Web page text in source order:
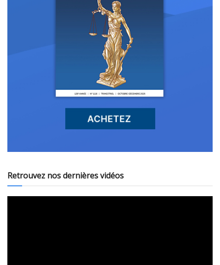
Retrouvez nos dernières vidéos